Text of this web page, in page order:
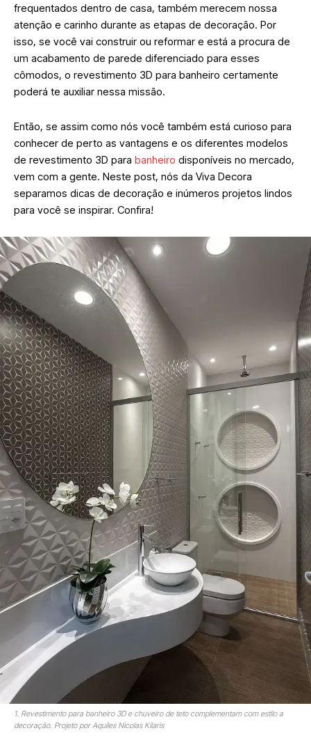
frequentados dentro de casa, também merecem nossa
atenção e carinho durante as etapas de decoração. Por
isso, se você vai construir ou reformar e está a procura de
um acabamento de parede diferenciado para esses
cômodos, o revestimento 3D para banheiro certamente
poderá te auxiliar nessa missão.
Então, se assim como nós você também está curioso para
conhecer de perto as vantagens e os diferentes modelos
de revestimento 3D para banheiro disponíveis no mercado,
vem com a gente. Neste post, nós da Viva Decora
separamos dicas de decoração e inúmeros projetos lindos
para você se inspirar. Confira!
1. Revestimento para banheiro 3D e chuveiro de teto complementam com estilo a
decoração. Projeto por Aquiles Nicolas Kílaris